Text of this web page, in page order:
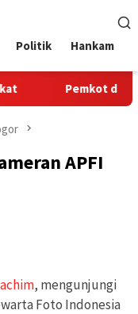
Politik Hankam
Pemkot dan
APFI
, mengunjungi
Foto Indonesia